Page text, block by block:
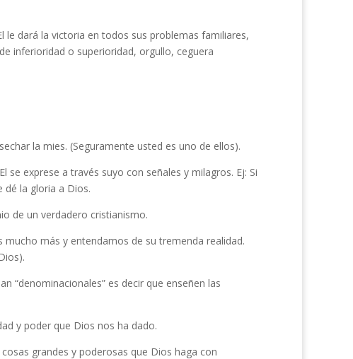
le dará la victoria en todos sus problemas familiares,
inferioridad o superioridad, orgullo, ceguera
la mies. (Seguramente usted es uno de ellos).
exprese a través suyo con señales y milagros. Ej: Si
dé la gloria a Dios.
de un verdadero cristianismo.
más y entendamos de su tremenda realidad.
“denominacionales” es decir que enseñen las
y poder que Dios nos ha dado.
grandes y poderosas que Dios haga con